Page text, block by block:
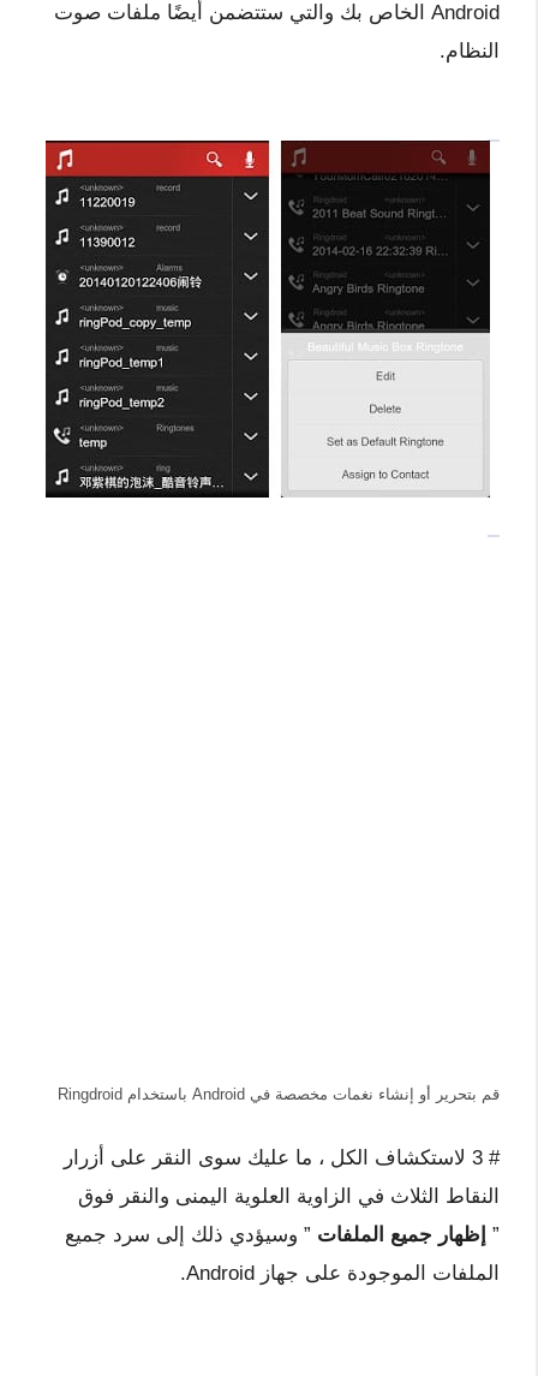
Android الخاص بك والتي ستتضمن أيضًا ملفات صوت
النظام.
قم بتحرير أو إنشاء نغمات مخصصة في Android باستخدام Ringdroid
# 3 لاستكشاف الكل ، ما عليك سوى النقر على أزرار
النقاط الثلاث في الزاوية العلوية اليمنى والنقر فوق
” إظهار جميع الملفات ” وسيؤدي ذلك إلى سرد جميع
الملفات الموجودة على جهاز Android.